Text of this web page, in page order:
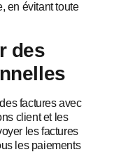
en évitant toute
des
factures avec
client et les
les factures
les paiements